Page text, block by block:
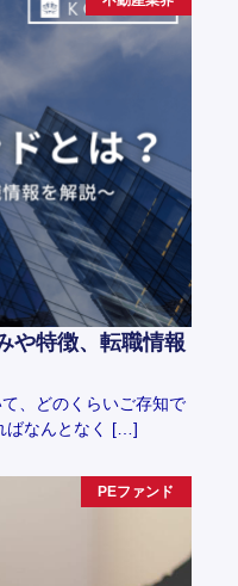
や特徴、転職情報
、どのくらいご存知で
ばなんとなく […]
PEファンド